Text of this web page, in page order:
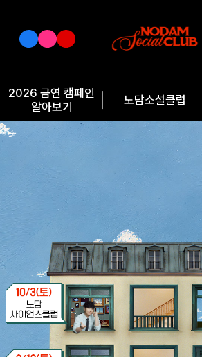
2026 금연 캠페인
알아보기
노담소셜클럽